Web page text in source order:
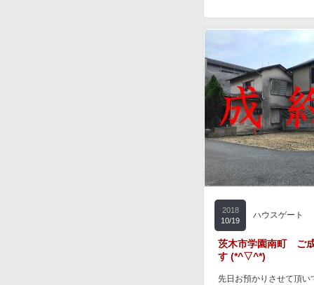
2018
10/19
ハウスゲート
茨木市学園南町 ご
す (*^▽^*)
先日お預かりさせて頂